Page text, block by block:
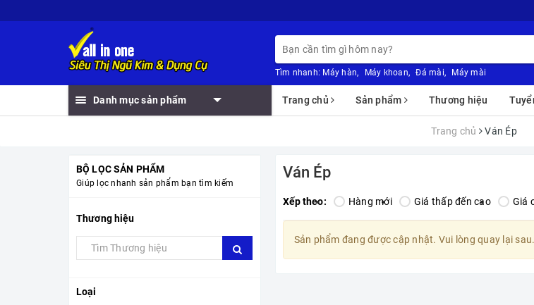
Tìm nhanh: Máy hàn, Máy khoan, Đá mài, Máy mài
Danh mục sản phẩm Trang chủ Sản phẩm Thương hiệu
Trang chủ Ván Ép
BỘ LỌC SẢN PHẨM
Giúp lọc nhanh sản phẩm bạn tìm kiếm
Thương hiệu
Loại
Ván Ép
Xếp theo: Hàng mới Giá thấp đến cao Giá
Sản phẩm đang được cập nhật. Vui lòng quay lại sau.